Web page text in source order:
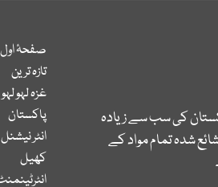
کی سب سے زیادہ
شدہ تمام مواد کے
صفحۂ اول
تازہ ترین
غزہ لہو لہو
پاکستان
انٹر نیشنل
کھیل